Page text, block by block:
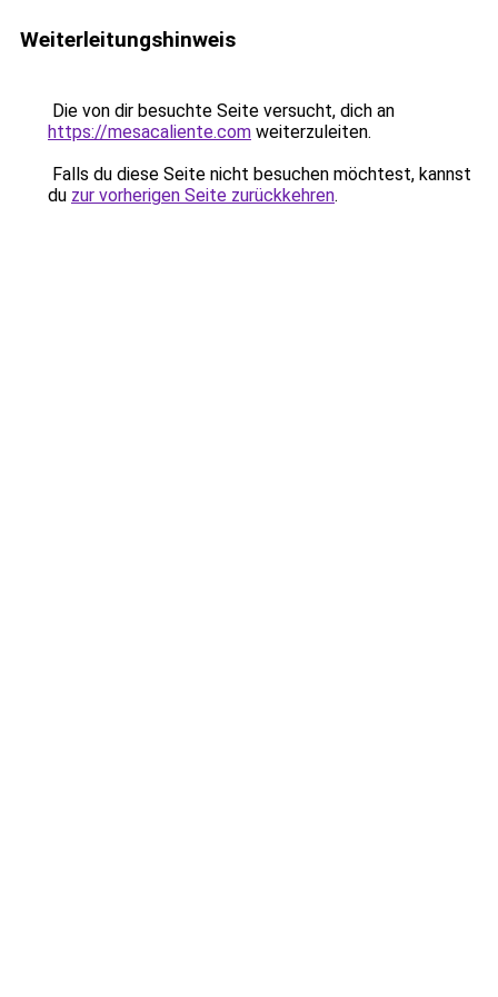
Weiterleitungshinweis
Die von dir besuchte Seite versucht, dich an
https://mesacaliente.com weiterzuleiten.
Falls du diese Seite nicht besuchen möchtest, kannst
du zur vorherigen Seite zurückkehren.